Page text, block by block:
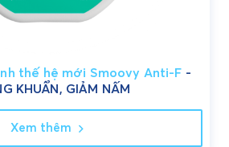
thế hệ mới Smoovy Anti-F -
KHUẨN, GIẢM NẤM
Xem thêm